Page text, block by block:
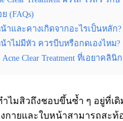
(FAQs)
าและคางเกิดจากอะไรเป็นหลัก?
าไม่มีหัว ควรบีบหรือกดเองไหม?
Clear Treatment ที่เอยาคลิ
ำไมสิวถึงชอบขึ้นซ้ำ ๆ อยู่ที่
กายและใบหน้าสามารถสะ